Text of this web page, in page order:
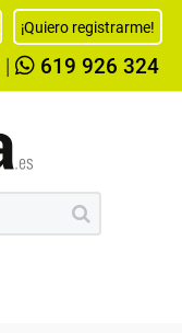
¡Quiero registrarme!
619 926 324